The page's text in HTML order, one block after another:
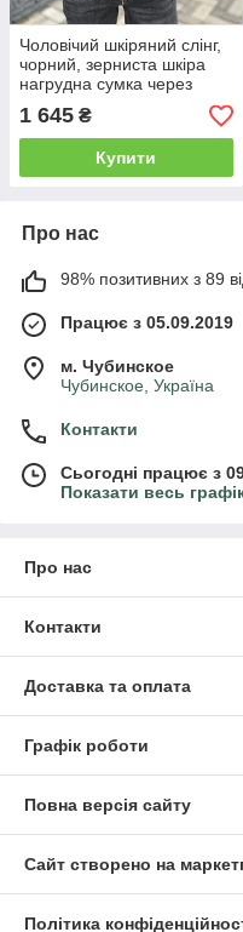
Чоловічий шкіряний слінг,
чорний, зерниста шкіра
нагрудна сумка через
плече City style
1 645 ₴
Купити
Про нас
98% позитивних з 89
Працює з 05.09.2019
м. Чубинское
Чубинское, Україна
Контакти
Сьогодні працює з
Показати весь
Про нас
Контакти
Доставка та оплата
Графік роботи
Повна версія сайту
Сайт створено на
Політика